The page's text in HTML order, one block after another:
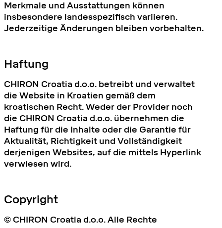
Merkmale und Ausstattungen können
insbesondere landesspezifisch variieren.
Jederzeitige Änderungen bleiben vorbehalten.
Haftung
CHIRON Croatia d.o.o. betreibt und verwaltet
die Website in Kroatien gemäß dem
kroatischen Recht. Weder der Provider noch
die CHIRON Croatia d.o.o. übernehmen die
Haftung für die Inhalte oder die Garantie für
Aktualität, Richtigkeit und Vollständigkeit
derjenigen Websites, auf die mittels Hyperlink
verwiesen wird.
Copyright
© CHIRON Croatia d.o.o. Alle Rechte